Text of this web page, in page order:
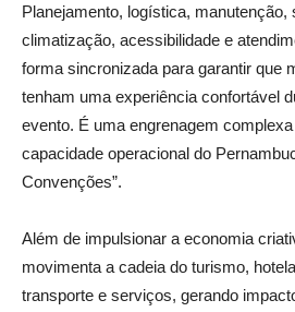
Planejamento, logística, manutenção,
climatização, acessibilidade e
forma sincronizada para garantir que
tenham uma experiência confortável
evento. É uma engrenagem
capacidade operacional do
Convenções”.
Além de impulsionar a economia
movimenta a cadeia do turismo,
transporte e serviços, gerando